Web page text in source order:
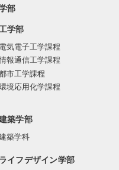
部
学部
電気電子工学課程
報通信工学課程
市工学課程
境応用化学課程
築学部
築学科
ライフデザイン学部